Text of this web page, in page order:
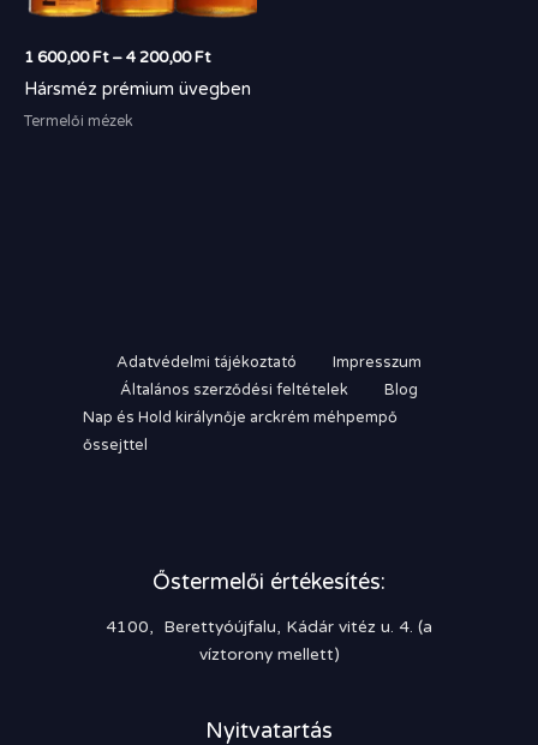
1 600,00Ft –4 200,00Ft
Hársméz prémium üvegben
Termelői mézek
Adatvédelmi tájékoztató
Impresszum
Általános szerződési feltételek
Blog
Nap és Hold királynője arckrém méhpempő
őssejttel
Őstermelői értékesítés:
4100, Berettyóújfalu, Kádár vitéz u. 4. (a
víztorony mellett)
Nyitvatartás